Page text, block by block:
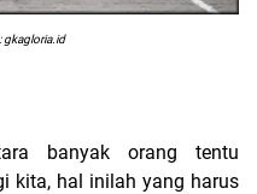
gkagloria.id
banyak orang tentu
kita, hal inilah yang harus